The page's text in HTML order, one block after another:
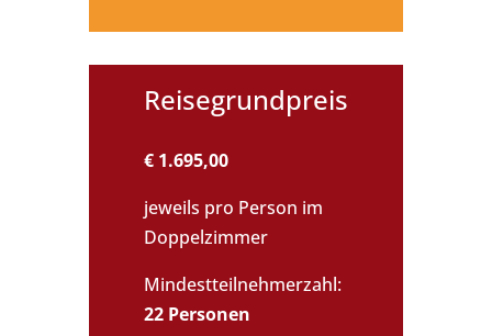
Reisegrundpreis
€ 1.695,00
jeweils pro Person im
Doppelzimmer
Mindestteilnehmerzahl:
22 Personen